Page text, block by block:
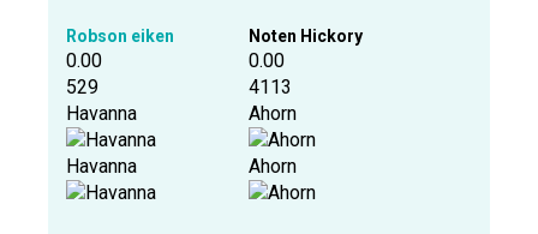
Robson eiken Noten Hickory
0.00
529
Havanna
Havanna
0.00
4113
Ahorn
Ahorn